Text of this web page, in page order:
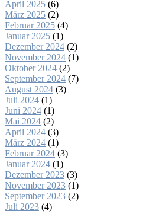
April 2025 (6)
März 2025 (2)
Februar 2025 (4)
Januar 2025 (1)
Dezember 2024 (2)
November 2024 (1)
Oktober 2024 (2)
September 2024 (7)
August 2024 (3)
Juli 2024 (1)
Juni 2024 (1)
Mai 2024 (2)
April 2024 (3)
März 2024 (1)
Februar 2024 (3)
Januar 2024 (1)
Dezember 2023 (3)
November 2023 (1)
September 2023 (2)
Juli 2023 (4)